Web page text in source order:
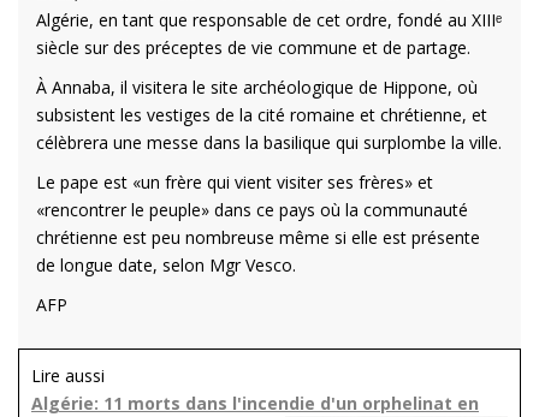
Algérie, en tant que responsable de cet ordre, fondé au XIIIᵉ
siècle sur des préceptes de vie commune et de partage.
À Annaba, il visitera le site archéologique de Hippone, où
subsistent les vestiges de la cité romaine et chrétienne, et
célèbrera une messe dans la basilique qui surplombe la ville.
Le pape est «un frère qui vient visiter ses frères» et
«rencontrer le peuple» dans ce pays où la communauté
chrétienne est peu nombreuse même si elle est présente
de longue date, selon Mgr Vesco.
AFP
Lire aussi
Algérie: 11 morts dans l'incendie d'un orphelinat en